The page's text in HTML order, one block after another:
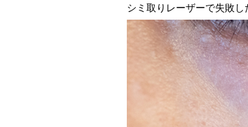
シミ取りレーザーで失敗し